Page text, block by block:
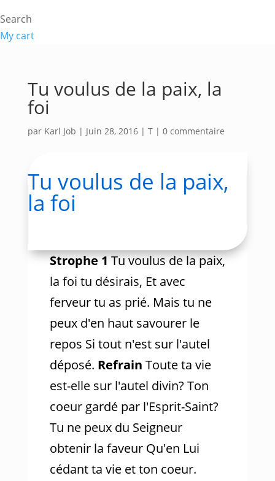
Search
My cart
Tu voulus de la paix, la
foi
par Karl Job | Juin 28, 2016| T| 0 commentaire
Tu voulus de la paix,
la foi
Strophe 1Tu voulus de la paix,
la foi tu désirais, Et avec
ferveur tu as prié. Mais tu ne
peux d'en haut savourer le
repos Si tout n'est sur l'autel
déposé. Refrain Toute ta vie
est-elle sur l'autel divin? Ton
coeur gardé par l'Esprit-Saint?
Tu ne peux du Seigneur
obtenir la faveur Qu'en Lui
cédant ta vie et ton coeur.